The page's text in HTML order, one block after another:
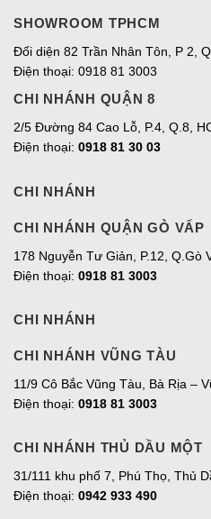
SHOWROOM TPHCM
Đối diện 82 Trần Nhân Tôn, P 2,
Điện thoại: 0918 81 3003
CHI NHÁNH QUẬN 8
2/5 Đường 84 Cao Lỗ, P.4, Q.8,
Điện thoại: 0918 81 30 03
CHI NHÁNH
CHI NHÁNH QUẬN GÒ VẤP
178 Nguyễn Tư Giản, P.12, Q.Gò
Điện thoại: 0918 81 3003
CHI NHÁNH
CHI NHÁNH VŨNG TÀU
11/9 Cô Bắc Vũng Tàu, Bà Rịa –
Điện thoại: 0918 81 3003
CHI NHÁNH THỦ DẦU MỘT
31/111 khu phố 7, Phú Thọ, Thủ
Điện thoại: 0942 933 490